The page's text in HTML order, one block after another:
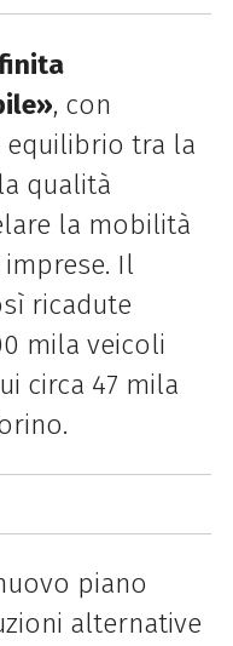
, con
equilibrio tra la
qualità
la mobilità
Il
ricadute
mila veicoli
circa 47 mila
piano
alternative